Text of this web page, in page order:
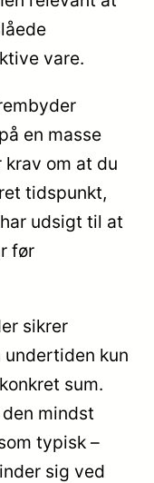
vare.
en masse
om at du
tidspunkt,
udsigt til at
før
sikrer
kun
sum.
mindst
typisk –
sig ved